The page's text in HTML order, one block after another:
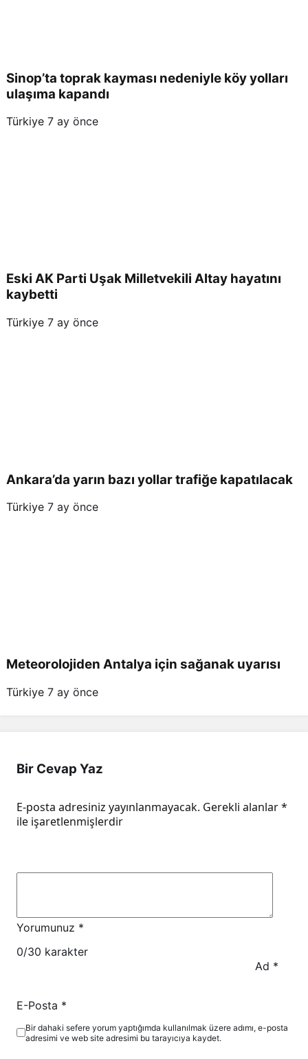
Sinop’ta toprak kayması nedeniyle köy yolları
ulaşıma kapandı
Türkiye 7 ay önce
Eski AK Parti Uşak Milletvekili Altay hayatını
kaybetti
Türkiye 7 ay önce
Ankara’da yarın bazı yollar trafiğe kapatılacak
Türkiye 7 ay önce
Meteorolojiden Antalya için sağanak uyarısı
Türkiye 7 ay önce
Bir Cevap Yaz
E-posta adresiniz yayınlanmayacak. Gerekli alanlar*
ile işaretlenmişlerdir
Yorumunuz *
0/30 karakter
Ad *
E-Posta *
Bir dahaki sefere yorum yaptığımda kullanılmak üzere adımı, e-posta
adresimi ve web site adresimi bu tarayıcıya kaydet.